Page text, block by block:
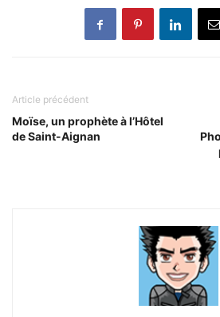
Article précédent
Moïse, un prophète à l’Hôtel
de Saint-Aignan